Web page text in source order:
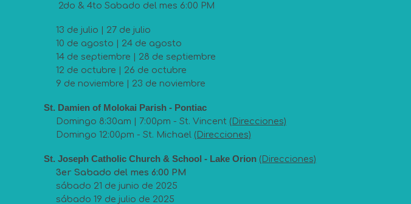
2do & 4to Sabado del mes 6:00 PM
13 de julio | 27 de julio
10 de agosto | 24 de agosto
14 de septiembre | 28 de septiembre
12 de octubre | 26 de octubre
9 de noviembre | 23 de noviembre
St. Damien of Molokai Parish - Pontiac
Domingo 8:30am | 7:00pm - St. Vincent (Direcciones)
Domingo 12:00pm - St. Michael (Direcciones)
St. Joseph Catholic Church & School - Lake Orion (Direcciones)
3er Sabado del mes 6:00 PM
sábado 21 de junio de 2025
sábado 19 de julio de 2025